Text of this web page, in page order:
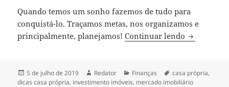
Quando temos um sonho fazemos de tudo para
conquistá-lo. Traçamos metas, nos organizamos e
principalmente, planejamos!Continuar lendo Como se
Publicado
em
5 de julho de 2019 Autor
Redator Categorias
Finanças Tags
casa própria,
dicas casa própria, investimento imóveis, mercado imobiliário